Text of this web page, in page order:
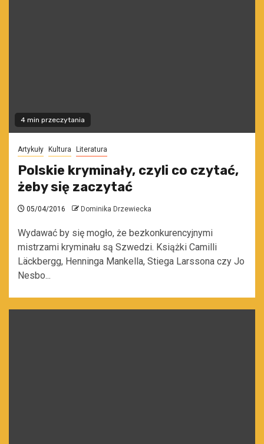
4 min przeczytania
Artykuły Kultura Literatura
Polskie kryminały, czyli co czytać,
żeby się zaczytać
05/04/2016 Dominika Drzewiecka
Wydawać by się mogło, że bezkonkurencyjnymi
mistrzami kryminału są Szwedzi. Książki Camilli
Läckbergg, Henninga Mankella, Stiega Larssona czy Jo
Nesbo...